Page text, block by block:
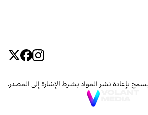
بإعادة نشر المواد بشرط الإشارة إلى المصدر.